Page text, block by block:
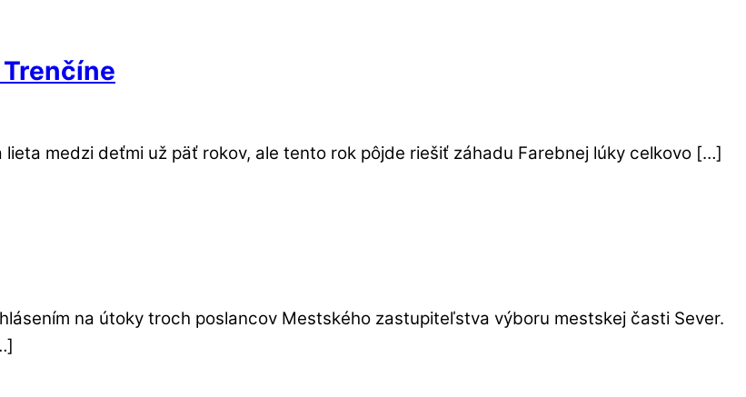
lieta medzi deťmi už päť rokov, ale tento rok pôjde riešiť záhadu Farebnej lúky celkovo […]
na útoky troch poslancov Mestského zastupiteľstva výboru mestskej časti Sever.